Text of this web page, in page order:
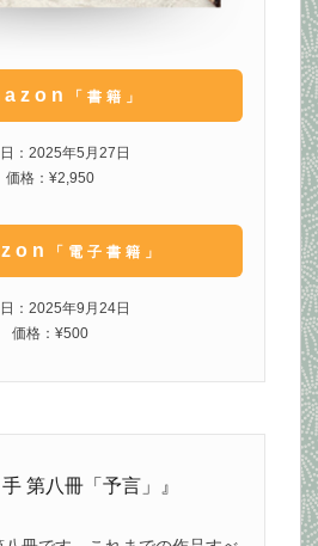
「書籍」
：2025年5月27日
価格：¥2,950
「電子書籍」
：2025年9月24日
価格：¥500
手 第八冊「予言」』